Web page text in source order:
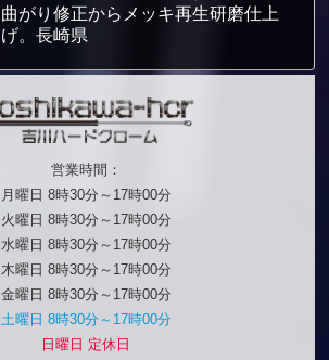
曲がり修正からメッキ再生研磨仕上
げ。長崎県
営業時間：
月曜日 8時30分～17時00分
火曜日 8時30分～17時00分
水曜日 8時30分～17時00分
木曜日 8時30分～17時00分
金曜日 8時30分～17時00分
土曜日 8時30分～17時00分
日曜日 定休日